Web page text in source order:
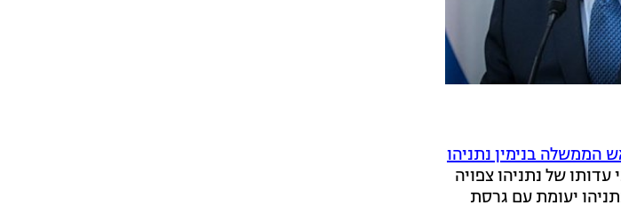
הממשלה בנימין נתניהו
פתוחה בפרשת הפגישה הלילית בקריה, הערב (חמישי) נחשף בחדשות 13 כי עדותו של נתניהו צפויה
יעומת עם גרסת